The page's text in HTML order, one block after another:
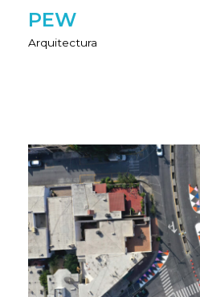
PEW
Arquitectura
NOSOTROS
PROYECTOS
CONTÁCTANOS